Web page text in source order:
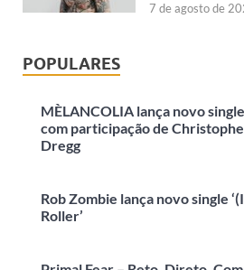
7 de agosto de
POPULARES
MÈLANCOLIA lança novo
com participação de
Dregg
Rob Zombie lança novo single
Roller’